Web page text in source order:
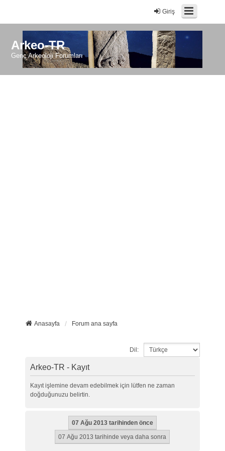
Giriş
Arkeo-TR
Genç Arkeoloji Forumları
Anasayfa Forum ana sayfa
Dil:
Arkeo-TR - Kayıt
Kayıt işlemine devam edebilmek için lütfen ne zaman
doğduğunuzu belirtin.